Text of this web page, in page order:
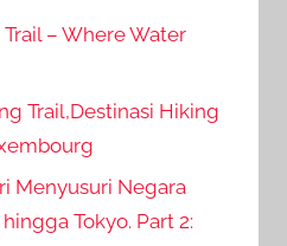
– Where Water
Trail,Destinasi Hiking
Menyusuri Negara
Tokyo. Part 2: